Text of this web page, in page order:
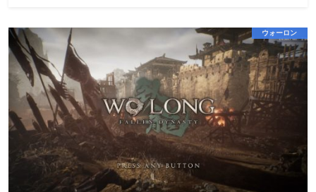
ウォーロン